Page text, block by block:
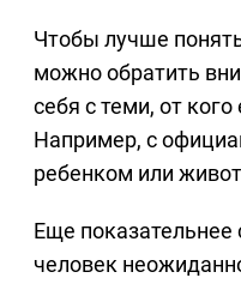
Чтобы лучше
можно обратить
себя с теми, от
Например, с
ребенком или
Еще показательнее
человек